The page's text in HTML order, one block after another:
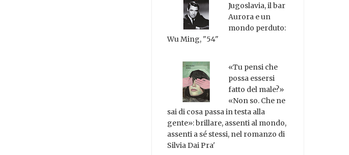
Jugoslavia, il bar
Aurora e un
mondo perduto:
Wu Ming, "54"
«Tu pensi che
possa essersi
fatto del male?»
«Non so. Che ne
sai di cosa passa in testa alla
gente»: brillare, assenti al mondo,
assenti a sé stessi, nel romanzo di
Silvia Dai Pra'